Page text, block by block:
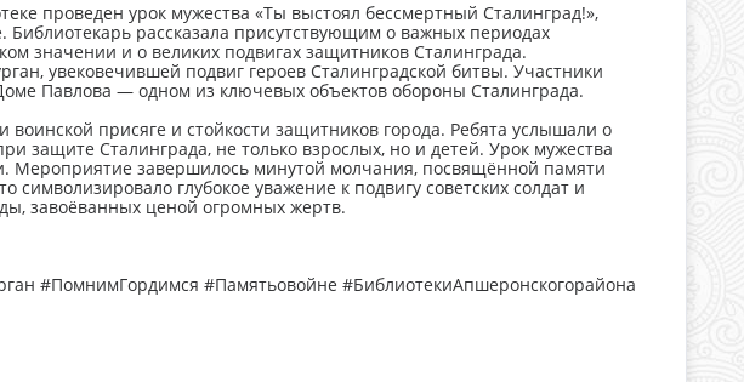
проведен урок мужества «Ты выстоял бессмертный Сталинград!»,
рассказала присутствующим о важных периодах
значении и о великих подвигах защитников Сталинграда.
увековечившей подвиг героев Сталинградской битвы. Участники
Павлова — одном из ключевых объектов обороны Сталинграда.
присяге и стойкости защитников города. Ребята услышали о
защите Сталинграда, не только взрослых, но и детей. Урок мужества
Мероприятие завершилось минутой молчания, посвящённой памяти
символизировало глубокое уважение к подвигу советских солдат и
завоёванных ценой огромных жертв.
#ПомнимГордимся #Памятьовойне #БиблиотекиАпшеронскогорайона